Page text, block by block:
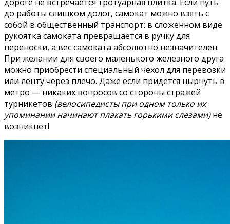
до работы слишком долог, самокат можно взять с
собой в общественный транспорт: в сложенном виде
рукоятка самоката превращается в ручку для
переноски, а вес самоката абсолютно незначителен.
При желании для своего маленького железного друга
можно приобрести специальный чехол для перевозки
или ленту через плечо. Даже если придется нырнуть в
метро — никаких вопросов со стороны стражей
турникетов (велосипедисты при одном только их
упоминании начинают плакать горькими слезами)не
возникнет!